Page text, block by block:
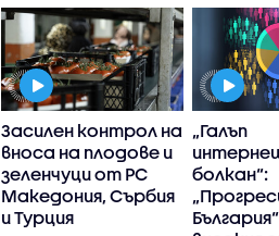
Засилен контрол на
вноса на плодове и
зеленчуци от РС
Македония, Сърбия
и Турция
„Галъп
болкан“: